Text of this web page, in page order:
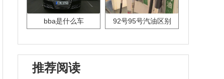
bba是什么车 92号95号汽油区别
推荐阅读